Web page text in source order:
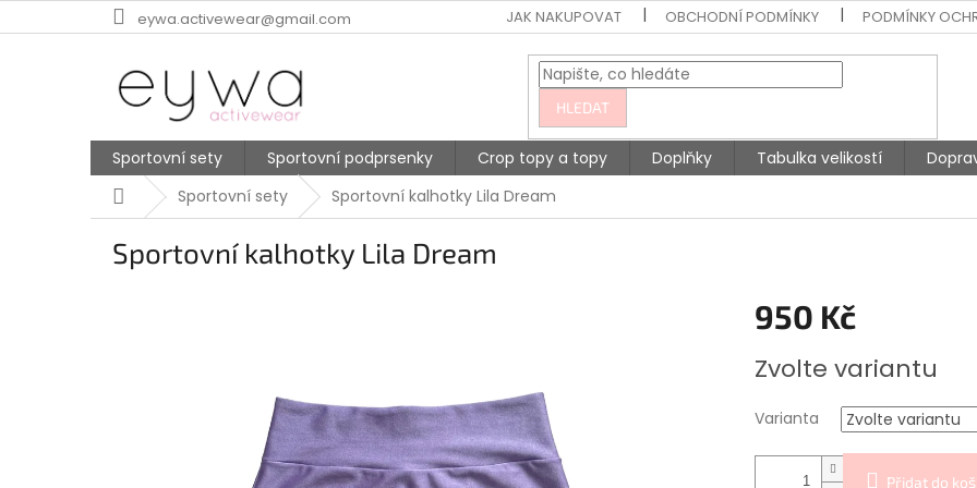
na
eywa.activewear@gmail.com JAK NAKUPOVAT OBCHODNÍ PODMÍNKY PODMÍNKY
HLEDAT
Sportovní sety Sportovní podprsenky Crop topy a topy Doplňky Tabulka velikostí
DomůSportovní sety Sportovní kalhotky Lila Dream
Sportovní kalhotky Lila Dream
950 Kč
cena:
Zvolte variantu
Varianta
Přidat do